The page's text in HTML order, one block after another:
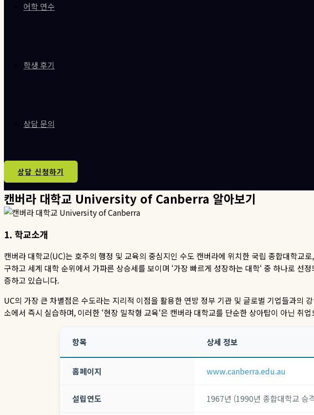
어학 연수
학생 후기
상담 문의
상담 신청하기
캔버라 대학교 University of Canberra 알아보기
1. 학교소개
캔버라 대학교(UC)는 호주의 행정 및 교육의 중심지인 수도 캔버라에 위치한 국립 종합대학교로,
구하고 세계 대학 순위에서 가파른 상승세를 보이며 ‘가장 빠르게 성장하는 대학‘ 중 하나로 선
증하고 있습니다.
UC의 가장 큰 차별점은 수도라는 지리적 이점을 활용한 연방 정부 기관 및 글로벌 기업들과의
소에서 즉시 실습하며, 이러한 ‘현장 밀착형 교육‘은 캔버라 대학교를 단순한 상아탑이 아닌 취
항목 상세 정보
홈페이지 www.canberra.edu.au
설립연도 1967년 (1990년 종합대학교 승